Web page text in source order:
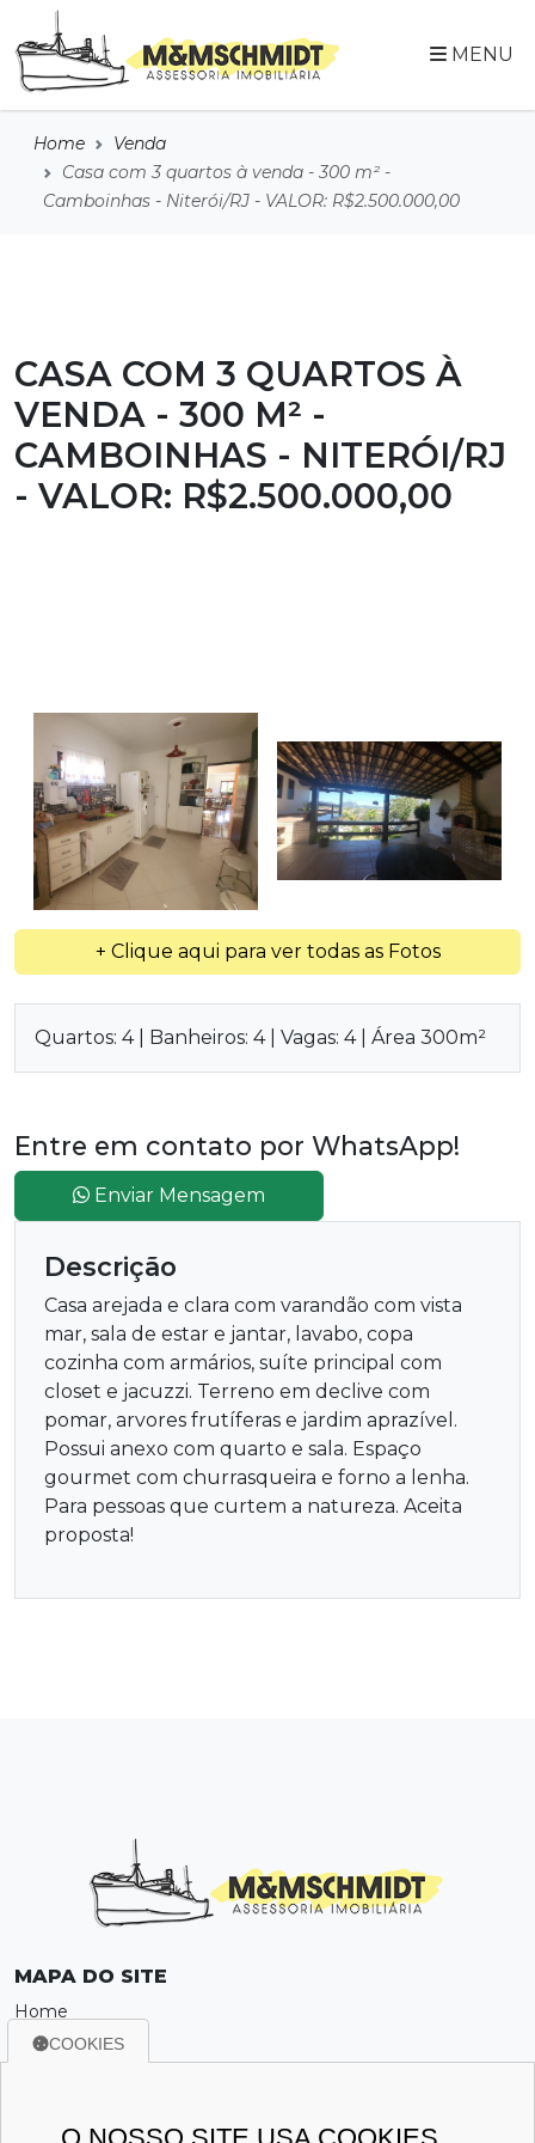
MENU
Home
Venda
Casa com 3 quartos à venda - 300 m² -
Camboinhas - Niterói/RJ - VALOR: R$2.500.000,00
CASA COM 3 QUARTOS À
VENDA - 300 M² -
CAMBOINHAS - NITERÓI/RJ
- VALOR: R$2.500.000,00
+ Clique aqui para ver todas as Fotos
Quartos: 4 | Banheiros: 4 | Vagas: 4 | Área 300m²
Entre em contato por WhatsApp!
Enviar Mensagem
Descrição
Casa arejada e clara com varandão com vista
mar, sala de estar e jantar, lavabo, copa
cozinha com armários, suíte principal com
closet e jacuzzi. Terreno em declive com
pomar, arvores frutíferas e jardim aprazível.
Possui anexo com quarto e sala. Espaço
gourmet com churrasqueira e forno a lenha.
Para pessoas que curtem a natureza. Aceita
proposta!
MAPA DO SITE
Home
Sobre
Política de Privacidade
COOKIES